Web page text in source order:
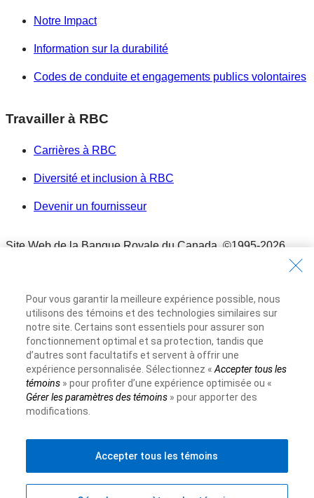
Notre Impact
Information sur la durabilité
Codes de conduite et engagements publics volontaires
Travailler à RBC
Carrières à RBC
Diversité et inclusion à RBC
Devenir un fournisseur
Site Web de la Banque Royale du Canada,©1995-2026
Accessibilité
Accessibilité
Protection des renseignements et Sécurité
Protection des renseignements et Sécurité
Publicité et témoins
Publicité et témoins
Pour vous garantir la meilleure expérience possible, nous
utilisons des témoins et des technologies similaires sur
notre site. Certains sont essentiels pour assurer son
fonctionnement optimal et sa protection, tandis que
d’autres sont facultatifs et servent à offrir une
expérience personnalisée. Sélectionnez « Accepter tous les
témoins» pour profiter d’une expérience optimisée ou «
Gérer les paramètres des témoins» pour apporter des
modifications.
Accepter tous les témoins